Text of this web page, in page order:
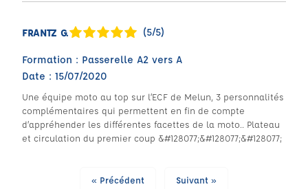
FRANTZ G. (5/5)
Formation : Passerelle A2 vers A
Date : 15/07/2020
Une équipe moto au top sur l’ECF de Melun, 3 personnalités
complémentaires qui permettent en fin de compte
d’appréhender les différentes facettes de la moto.. Plateau
et circulation du premier coup &#128077;&#128077;&#128077;
« Précédent Suivant »